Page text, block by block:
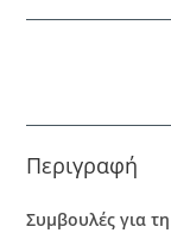
Περιγραφή
Συμβουλές για